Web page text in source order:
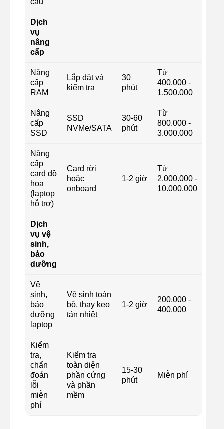
Dịch
vụ
nâng
cấp
Nâng
cấp
RAM
Lắp đặt và
kiểm tra
30
phút
Từ
400.000 -
1.500.000
Nâng
cấp
SSD
SSD
NVMe/SATA
30-60
phút
Từ
800.000 -
3.000.000
Nâng
cấp
card đồ
họa
(laptop
hỗ trợ)
Card rời
hoặc
onboard
1-2 giờ
Từ
2.000.000 -
10.000.000
Dịch
vụ vệ
sinh,
bảo
dưỡng
Vệ
sinh,
bảo
dưỡng
laptop
Vệ sinh toàn
bộ, thay keo
tản nhiệt
1-2 giờ
200.000 -
400.000
Kiểm
tra,
chẩn
đoán
lỗi
miễn
phí
Kiểm tra
toàn diện
phần cứng
và phần
mềm
15-30
phút
Miễn phí